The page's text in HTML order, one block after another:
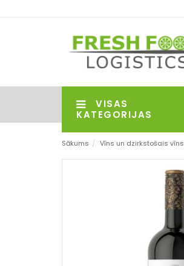
VISAS
KATEGORIJAS
Sākums / Vīns un dzirkstošais vīns